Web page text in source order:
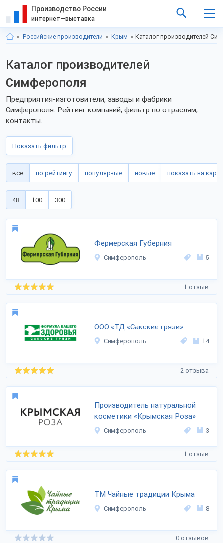
Производство России
интернет—выставка
Российские производители Крым Каталог производителей
Каталог производителей
Симферополя
Предприятия-изготовители, заводы и фабрики
Симферополя. Рейтинг компаний, фильтр по отраслям,
контакты.
Показать фильтр
всё по рейтингу популярные новые показать на карте
48 100 300
Фермерская Губерния
Симферополь 5
1 отзыв
ООО «ТД «Сакские грязи»
Симферополь 14
2 отзыва
Производитель натуральной
косметики «Крымская Роза»
Симферополь 3
1 отзыв
ТМ Чайные традиции Крыма
Симферополь 8
0 отзывов